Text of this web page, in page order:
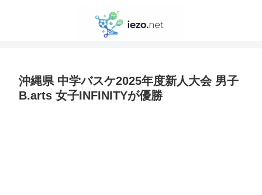
沖縄県 中学バスケ2025年度新人大会 男子
B.arts 女子INFINITYが優勝